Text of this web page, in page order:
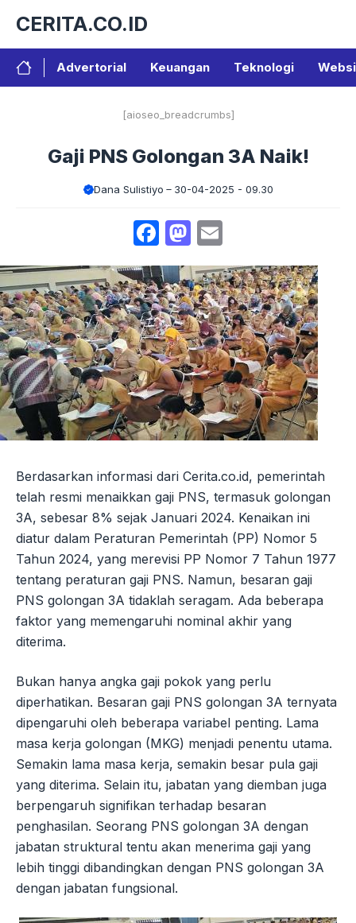
isi
CERITA.CO.ID
Advertorial Keuangan Teknologi
[aioseo_breadcrumbs]
Gaji PNS Golongan 3A Naik!
Dana Sulistiyo 30-04-2025 - 09.30
Facebook
Mastodon
Berdasarkan informasi dari Cerita.co.id, pemerintah
telah resmi menaikkan gaji PNS, termasuk golongan
3A, sebesar 8% sejak Januari 2024. Kenaikan ini
diatur dalam Peraturan Pemerintah (PP) Nomor 5
Tahun 2024, yang merevisi PP Nomor 7 Tahun 1977
tentang peraturan gaji PNS. Namun, besaran gaji
PNS golongan 3A tidaklah seragam. Ada beberapa
faktor yang memengaruhi nominal akhir yang
diterima.
Bukan hanya angka gaji pokok yang perlu
diperhatikan. Besaran gaji PNS golongan 3A ternyata
dipengaruhi oleh beberapa variabel penting. Lama
masa kerja golongan (MKG) menjadi penentu utama.
Semakin lama masa kerja, semakin besar pula gaji
yang diterima. Selain itu, jabatan yang diemban juga
berpengaruh signifikan terhadap besaran
penghasilan. Seorang PNS golongan 3A dengan
jabatan struktural tentu akan menerima gaji yang
lebih tinggi dibandingkan dengan PNS golongan 3A
dengan jabatan fungsional.